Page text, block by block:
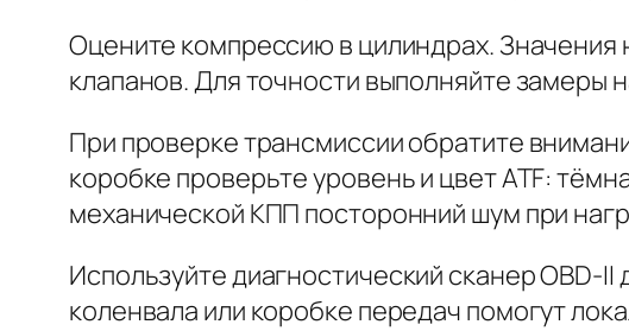
Оцените компрессию в цилиндрах. Значения
клапанов. Для точности выполняйте замеры
При проверке трансмиссии обратите
коробке проверьте уровень и цвет ATF:
механической КПП посторонний шум при
Используйте диагностический сканер
коленвала или коробке передач помогут